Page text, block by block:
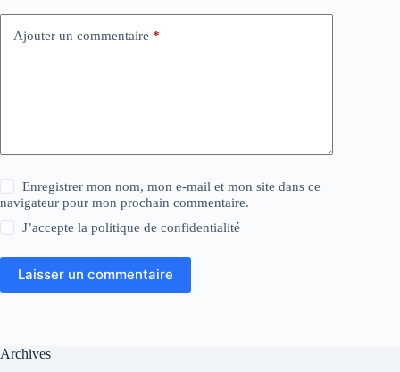
Ajouter un commentaire *
Enregistrer mon nom, mon e-mail et mon site dans ce
navigateur pour mon prochain commentaire.
J’accepte lapolitique de confidentialité
Laisser un commentaire
Archives